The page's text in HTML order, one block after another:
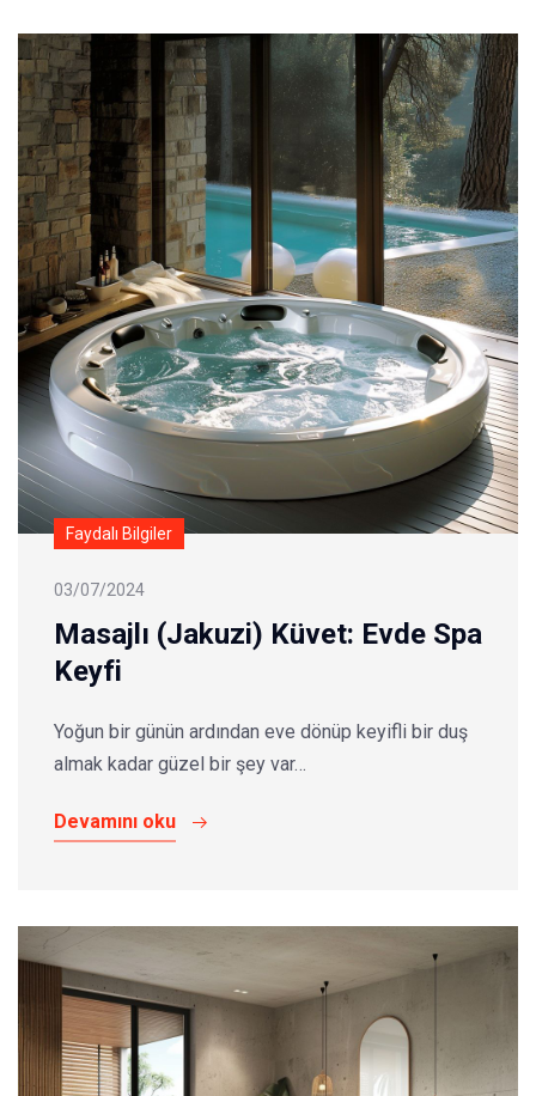
Faydalı Bilgiler
03/07/2024
Masajlı (Jakuzi) Küvet: Evde Spa
Keyfi
Yoğun bir günün ardından eve dönüp keyifli bir duş
almak kadar güzel bir şey var…
Devamını oku